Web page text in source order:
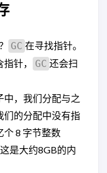
GC 在寻找指针。
针，
GC 还会扫
，我们分配与之
们的分配中没有指
8 字节整数
是大约8GB的内